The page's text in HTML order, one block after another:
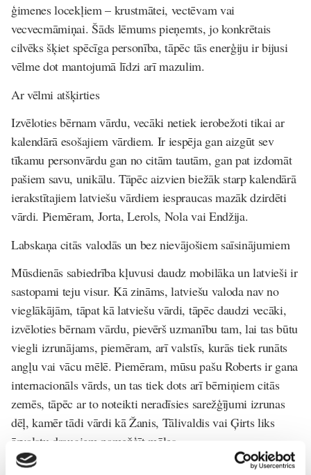
ģimenes locekļiem – krustmātei, vectēvam vai
vecvecmāmiņai. Šāds lēmums pieņemts, jo konkrētais
cilvēks šķiet spēcīga personība, tāpēc tās enerģiju ir bijusi
vēlme dot mantojumā līdzi arī mazulim.
Ar vēlmi atšķirties
Izvēloties bērnam vārdu, vecāki netiek ierobežoti tikai ar
kalendārā esošajiem vārdiem. Ir iespēja gan aizgūt sev
tīkamu personvārdu gan no citām tautām, gan pat izdomāt
pašiem savu, unikālu. Tāpēc aizvien biežāk starp kalendārā
ierakstītajiem latviešu vārdiem iespraucas mazāk dzirdēti
vārdi. Piemēram, Jorta, Lerols, Nola vai Endžija.
Labskaņa citās valodās un bez nievājošiem saīsinājumiem
Mūsdienās sabiedrība kļuvusi daudz mobilāka un latvieši ir
sastopami teju visur. Kā zināms, latviešu valoda nav no
vieglākājām, tāpat kā latviešu vārdi, tāpēc daudzi vecāki,
izvēloties bērnam vārdu, pievērš uzmanību tam, lai tas būtu
viegli izrunājams, piemēram, arī valstīs, kurās tiek runāts
angļu vai vācu mēlē. Piemēram, mūsu pašu Roberts ir gana
internacionāls vārds, un tas tiek dots arī bērniņiem citās
zemēs, tāpēc ar to noteikti neradīsies sarežģījumi izrunas
dēļ, kamēr tādi vārdi kā Žanis, Tālivaldis vai Ģirts liks
ārvalstu draugiem pamežģīt mēles.
Ne mazāk lielu nozīmi jaunie vecāki, domājot pat gaidāmā